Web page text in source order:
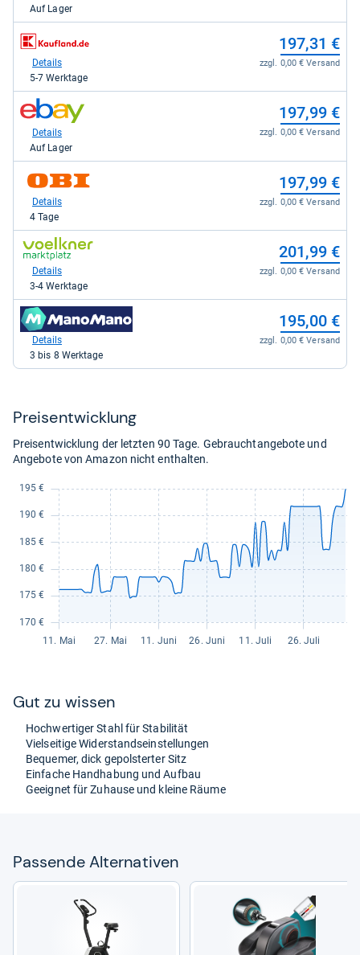
179,71
Auf Lager
zum
Shop:
Kaufland
197,31
kaufen.
197,31 €
zzgl. 0,00 € Versand
Details
5-7 Werktage
zum
Shop:
eBay
kaufen.
197,99 €
zzgl. 0,00 € Versand
Details
Auf Lager
zum
Shop:
OBI
kaufen.
197,99 €
zzgl. 0,00 € Versand
Details
4 Tage
zum
Shop:
voelkner
für
201,99
kaufen.
201,99 €
zzgl. 0,00 € Versand
Details
3-4 Werktage
zum
Shop:
Manomano
195,00 €
zzgl. 0,00 € Versand
Details
3 bis 8 Werktage
Preis­ent­wick­lung
Preisentwicklung der letzten 90 Tage. Gebrauchtangebote und
Angebote von Amazon nicht enthalten.
Gut zu wis­sen
Hoch­wer­ti­ger Stahl für Sta­bi­li­tät
Viel­sei­tige Wider­stand­sein­stel­lun­gen
Beque­mer, dick gepols­ter­ter Sitz
Ein­fa­che Hand­ha­bung und Auf­bau
Geeig­net für Zuhause und kleine Räume
Pas­sende Alter­na­ti­ven